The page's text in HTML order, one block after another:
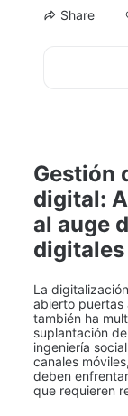
Share
Gestión
digital:
al auge
digitales
La
abierto puertas
también ha
suplantación
ingeniería
canales
deben
que requieren